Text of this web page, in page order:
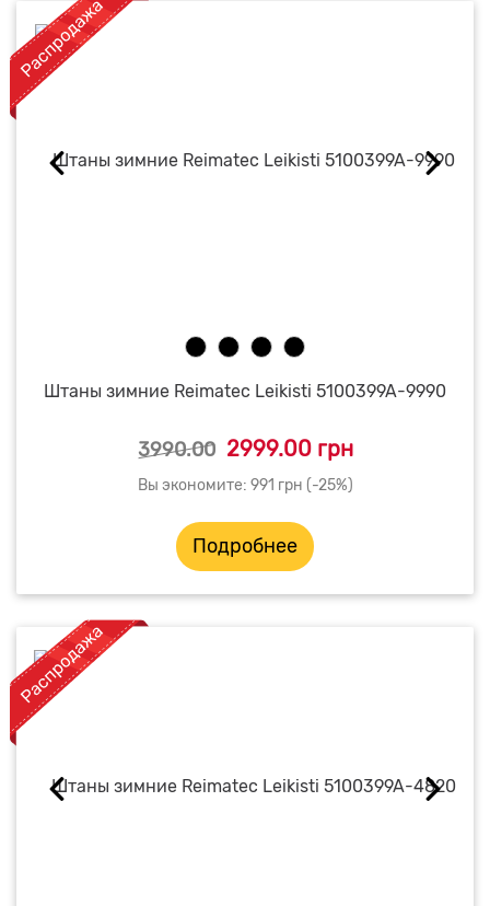
Штаны зимние Reimatec Leikisti 5100399A-9990
3990.00 2999.00 грн
Вы экономите: 991 грн (-25%)
Подробнее